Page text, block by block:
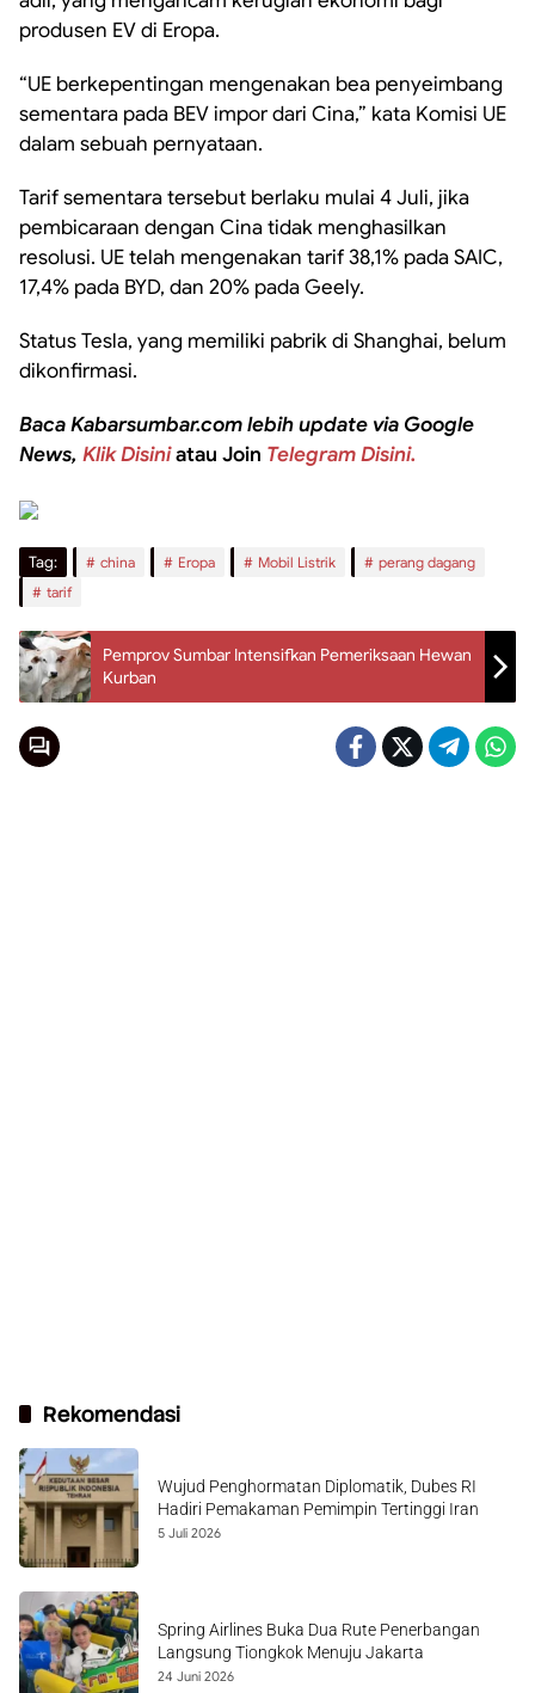
produsen EV di Eropa.
“UE berkepentingan mengenakan bea penyeimbang
sementara pada BEV impor dari Cina,” kata Komisi UE
dalam sebuah pernyataan.
Tarif sementara tersebut berlaku mulai 4 Juli, jika
pembicaraan dengan Cina tidak menghasilkan
resolusi. UE telah mengenakan tarif 38,1% pada SAIC,
17,4% pada BYD, dan 20% pada Geely.
Status Tesla, yang memiliki pabrik di Shanghai, belum
dikonfirmasi.
Baca Kabarsumbar.com lebih update via Google
News, Klik Disiniatau Join Telegram Disini.
Tag: china Eropa Mobil Listrik
perang dagang
tarif
Pemprov Sumbar Intensifkan Pemeriksaan Hewan
Kurban
Rekomendasi
Wujud Penghormatan Diplomatik, Dubes RI
Hadiri Pemakaman Pemimpin Tertinggi Iran
5 Juli 2026
Spring Airlines Buka Dua Rute Penerbangan
Langsung Tiongkok Menuju Jakarta
24 Juni 2026